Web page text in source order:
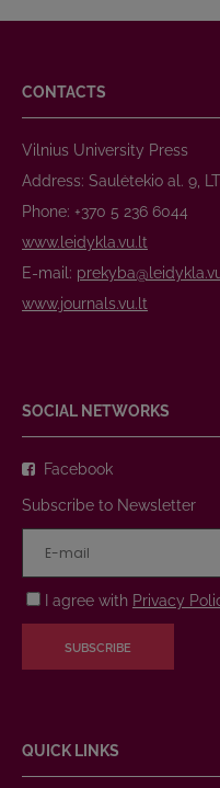
CONTACTS
Vilnius University Press
Address: Saulėtekio al. 9,
Phone: +370 5 236 6044
www.leidykla.vu.lt
E-mail:
www.journals.vu.lt
SOCIAL NETWORKS
Facebook
Subscribe to Newsletter
I agree with Privacy
SUBSCRIBE
QUICK LINKS